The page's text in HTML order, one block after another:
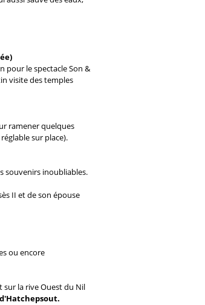
pour le spectacle Son &
visite des temples
ramener quelques
sur place).
souvenirs inoubliables.
II et de son épouse
ou encore
sur la rive Ouest du Nil